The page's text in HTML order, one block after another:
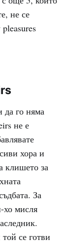
не се
да го няма
не е
хора и
клишето за
За
мисля
се готви